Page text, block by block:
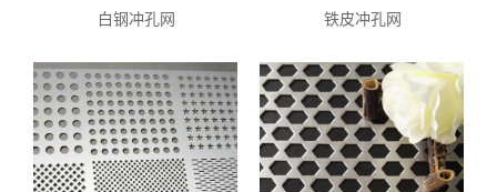
白钢冲孔网 铁皮冲孔网